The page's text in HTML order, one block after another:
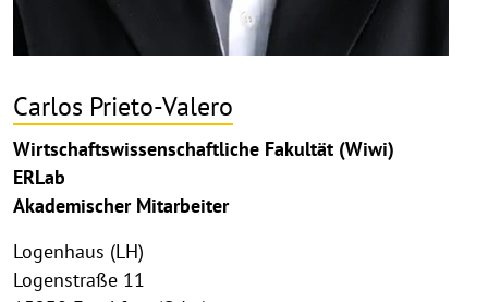
Carlos Prieto-Valero
Wirtschaftswissenschaftliche Fakultät (Wiwi)
ERLab
Akademischer Mitarbeiter
Logenhaus (LH)
Logenstraße 11